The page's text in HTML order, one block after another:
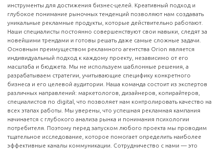
инструменты для достижения бизнес-целей. Креативный подход и
глубокое понимание рыночных тенденций позволяют нам создавать
уникальные рекламные продукты, которые действительно работают.
Наши специалисты постоянно совершенствуют свои навыки, следят за
новейшими трендами и готовы решать даже самые сложные задачи.
Основным преимуществом рекламного агентства Orion является
индивидуальный подход к каждому проекту, независимо от его
масштаба и бюджета. Мы не используем шаблонные решения, а
разрабатываем стратегии, учитывающие специфику конкретного
бизнеса и его целевой аудитории. Наша команда состоит из экспертов
различных направлений: маркетологов, дизайнеров, копирайтеров,
специалистов по digital, что позволяет нам контролировать качество на
всех этапах работы. Мы уверены, что успешная рекламная кампания
начинается с глубокого анализа рынка и понимания психологии
потребителя. Поэтому перед запуском любого проекта мы проводим
тщательное исследование, которое помогает определить наиболее
эффективные каналы коммуникации. Сотрудничество с нами — это